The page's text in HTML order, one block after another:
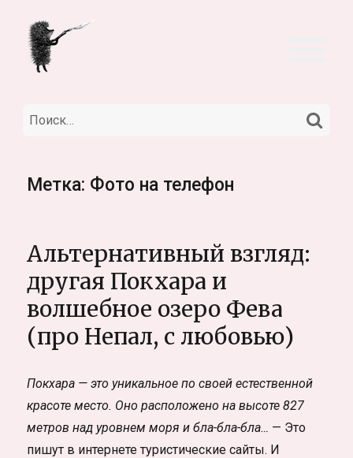
Искать:
Метка: Фото на телефон
Альтернативный взгляд:
другая Покхара и
волшебное озеро Фева
(про Непал, с любовью)
Покхара — это уникальное по своей естественной
красоте место. Оно расположено на высоте 827
метров над уровнем моря и бла-бла-бла… — Это
пишут в интернете туристические сайты. И